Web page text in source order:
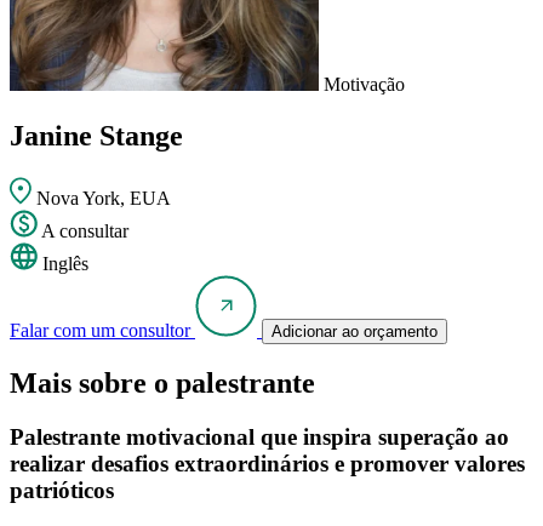
Motivação
Janine Stange
Nova York, EUA
A consultar
Inglês
Falar com um consultor Adicionar ao orçamento
Mais sobre o palestrante
Palestrante motivacional que inspira superação ao
realizar desafios extraordinários e promover valores
patrióticos